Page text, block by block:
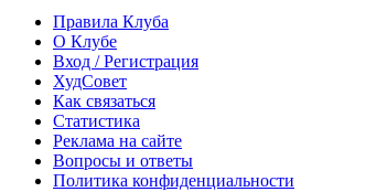
Правила Клуба
О Клубе
Вход / Регистрация
ХудСовет
Как связаться
Статистика
Реклама на сайте
Вопросы и ответы
Политика конфиденциальности